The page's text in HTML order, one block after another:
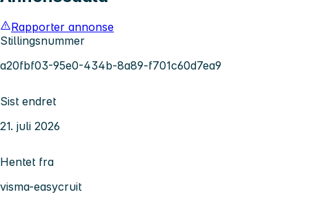
Rapporter annonse
Stillingsnummer
a20fbf03-95e0-434b-8a89-f701c60d7ea9
Sist endret
21. juli 2026
Hentet fra
visma-easycruit